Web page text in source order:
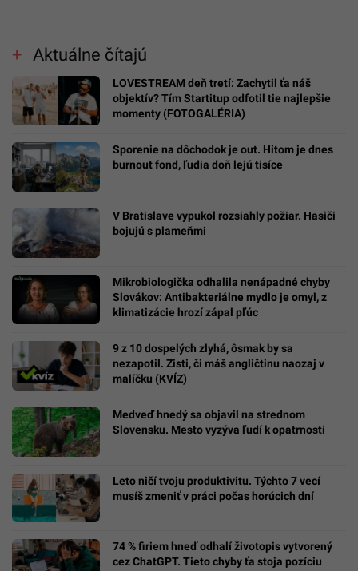
Aktuálne čítajú
LOVESTREAM deň tretí: Zachytil ťa náš
objektív? Tím Startitup odfotil tie najlepšie
momenty (FOTOGALÉRIA)
Sporenie na dôchodok je out. Hitom je dnes
burnout fond, ľudia doň lejú tisíce
V Bratislave vypukol rozsiahly požiar. Hasiči
bojujú s plameňmi
Mikrobiologička odhalila nenápadné chyby
Slovákov: Antibakteriálne mydlo je omyl, z
klimatizácie hrozí zápal pľúc
9 z 10 dospelých zlyhá, ôsmak by sa
nezapotil. Zisti, či máš angličtinu naozaj v
malíčku (KVÍZ)
Medveď hnedý sa objavil na strednom
Slovensku. Mesto vyzýva ľudí k opatrnosti
Leto ničí tvoju produktivitu. Týchto 7 vecí
musíš zmeniť v práci počas horúcich dní
74 % firiem hneď odhalí životopis vytvorený
cez ChatGPT. Tieto chyby ťa stoja pozíciu